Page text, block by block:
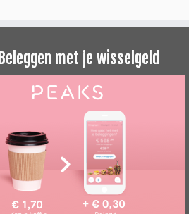
Beleggen met je wisselgeld